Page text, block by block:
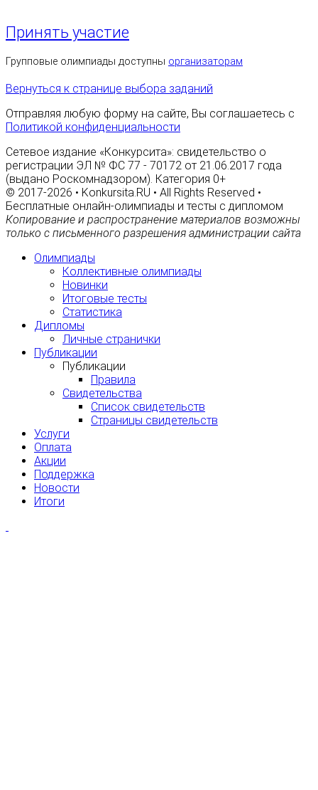
Принять участие
Групповые олимпиады доступны организаторам
Вернуться к странице выбора заданий
Отправляя любую форму на сайте, Вы соглашаетесь с
Политикой конфиденциальности
Сетевое издание «Конкурсита»: свидетельство о
регистрации ЭЛ № ФС 77 - 70172 от 21.06.2017 года
(выдано Роскомнадзором). Категория 0+
© 2017-2026 • Konkursita.RU • All Rights Reserved •
Бесплатные онлайн-олимпиады и тесты с дипломом
Копирование и распространение материалов возможны
только с письменного разрешения администрации сайта
Олимпиады
Коллективные олимпиады
Новинки
Итоговые тесты
Статистика
Дипломы
Личные странички
Публикации
Публикации
Правила
Свидетельства
Список свидетельств
Страницы свидетельств
Услуги
Оплата
Акции
Поддержка
Новости
Итоги